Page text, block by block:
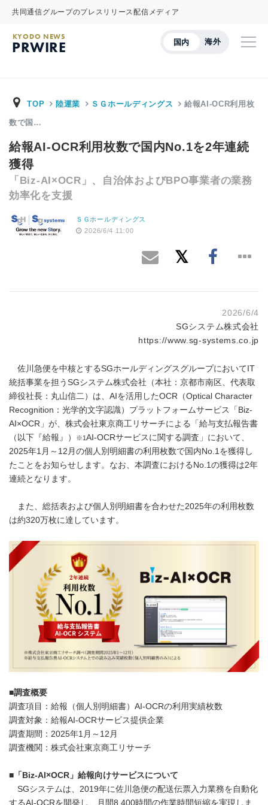
共同通信グループのプレスリリース配信メディア
国内 海外
KYODO NEWS
PRWIRE
TOP 陸運業 ＳＧホールディングス 給報AI-OCR利用枚
数で国…
給報AI-OCR利用枚数で国内No.1を2年連続
獲得
「Biz-AI×OCR」、自治体およびBPO事業者の業務
効率化を支援
ＳＧホールディングス
2026/6/4 11:00
2026/6/4
SGシステム株式会社
https://www.sg-systems.co.jp
佐川急便を中核とするSGホールディングスグループにおいてIT
統括事業を担うSGシステム株式会社（本社：京都市南区、代表取
締役社長：丸山信二）は、AIを活用したOCR（Optical Character
Recognition：光学的文字認識）プラットフォームサービス「Biz-
AI×OCR」が、株式会社東京商工リサーチによる「給与支払報告書
（以下『給報』）
※1AI-OCRサービスに関する調査」において、
2025年1月～12月の個人別明細書の利用枚数で国内No.1を獲得し
たことをお知らせします。なお、本調査におけるNo.1の獲得は2年
連続となります。
また、総括表および個人別明細書を合わせた2025年の利用枚数
は約320万枚に達しています。
■調査概要
調査項目：給報（個人別明細書）AI-OCRの利用実績枚数
調査対象：給報AI-OCRサービス提供企業
調査期間：2025年1月～12月
調査機関：株式会社東京商工リサーチ
■ 「 Biz-AI×OCR 」給報向けサービスについて
SGシステムは、2019年に佐川急便の配送伝票入力業務を自動化
するAI-OCRを開発し、月間8,400時間の作業時間短縮を実現しま